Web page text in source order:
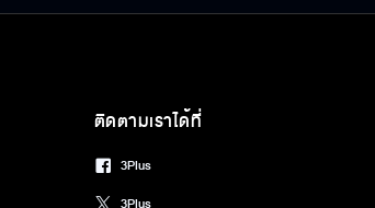
ติดตามเราได้ที่
3Plus